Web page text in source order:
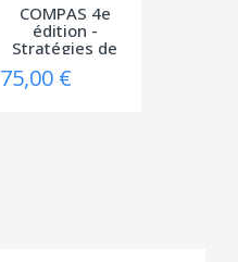
COMPAS 4e
édition -
Stratégies de
75,00 €